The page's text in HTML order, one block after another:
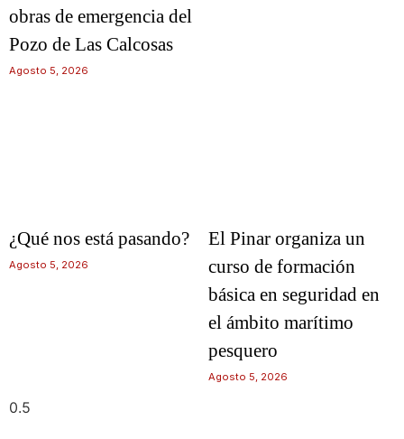
obras de emergencia del
Pozo de Las Calcosas
Agosto 5, 2026
¿Qué nos está pasando?
Agosto 5, 2026
El Pinar organiza un
curso de formación
básica en seguridad en
el ámbito marítimo
pesquero
Agosto 5, 2026